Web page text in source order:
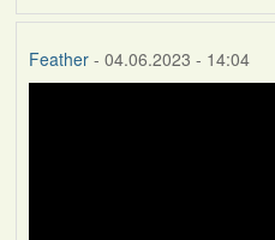
Feather- 04.06.2023 - 14:04